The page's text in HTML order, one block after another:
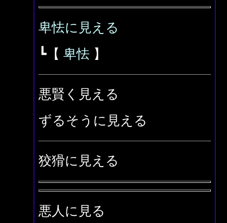
卑怯に見える
┗【 卑怯 】
悪賢く見える
ずるそうに見える
狡猾に見える
悪人に見る